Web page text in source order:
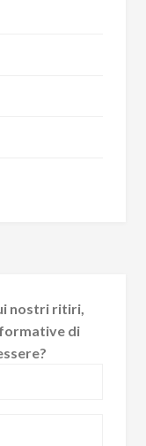
nostri ritiri,
di